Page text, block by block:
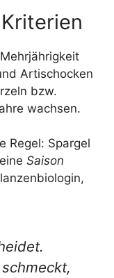
Artischocken
bzw.
wachsen.
Regel: Spargel
Saison